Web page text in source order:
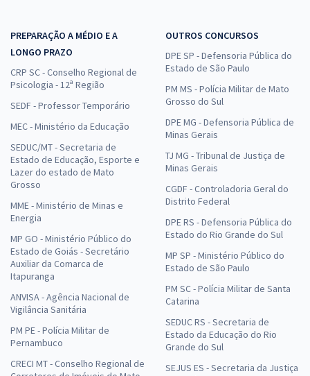
PREPARAÇÃO A MÉDIO E A
LONGO PRAZO
CRP SC - Conselho Regional de
Psicologia - 12ª Região
SEDF - Professor Temporário
MEC - Ministério da Educação
SEDUC/MT - Secretaria de
Estado de Educação, Esporte e
Lazer do estado de Mato
Grosso
MME - Ministério de Minas e
Energia
MP GO - Ministério Público do
Estado de Goiás - Secretário
Auxiliar da Comarca de
Itapuranga
ANVISA - Agência Nacional de
Vigilância Sanitária
PM PE - Polícia Militar de
Pernambuco
CRECI MT - Conselho Regional de
OUTROS CONCURSOS
DPE SP - Defensoria Pública do
Estado de São Paulo
PM MS - Polícia Militar de Mato
Grosso do Sul
DPE MG - Defensoria Pública de
Minas Gerais
TJ MG - Tribunal de Justiça de
Minas Gerais
CGDF - Controladoria Geral do
Distrito Federal
DPE RS - Defensoria Pública do
Estado do Rio Grande do Sul
MP SP - Ministério Público do
Estado de São Paulo
PM SC - Polícia Militar de Santa
Catarina
SEDUC RS - Secretaria de
Estado da Educação do Rio
Grande do Sul
SEJUS ES - Secretaria da Justiça